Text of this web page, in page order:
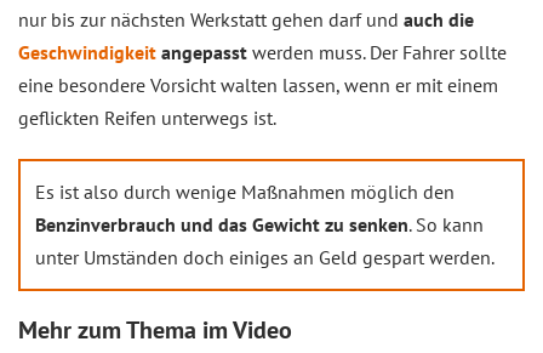
nur bis zur nächsten Werkstatt gehen darf und auch die
Geschwindigkeit angepasst werden muss. Der Fahrer sollte
eine besondere Vorsicht walten lassen, wenn er mit einem
geflickten Reifen unterwegs ist.
Es ist also durch wenige Maßnahmen möglich den
Benzinverbrauch und das Gewicht zu senken. So kann
unter Umständen doch einiges an Geld gespart werden.
Mehr zum Thema im Video